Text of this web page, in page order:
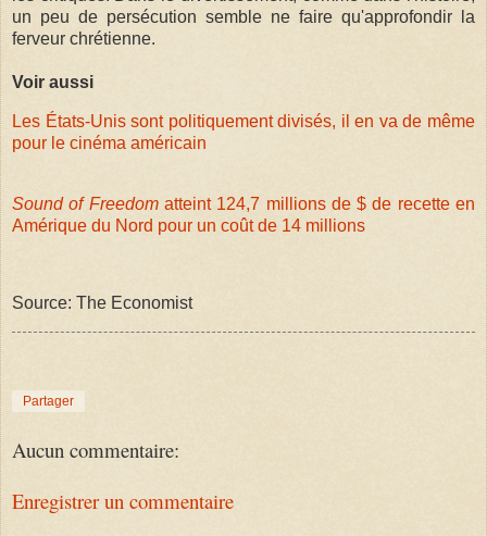
un peu de persécution semble ne faire qu'approfondir la
ferveur chrétienne.
Voir aussi
Les États-Unis sont politiquement divisés, il en va de même
pour le cinéma américain
Sound of Freedomatteint 124,7 millions de $ de recette en
Amérique du Nord pour un coût de 14 millions
Source: The Economist
Partager
Aucun commentaire:
Enregistrer un commentaire